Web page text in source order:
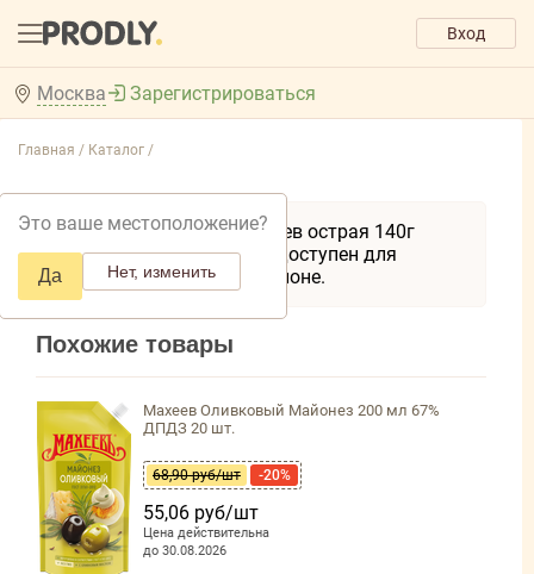
Вход
Москва
Это ваше местоположение?
Да Нет, изменить
Зарегистрироваться
Главная / Каталог /
Товар Аджика Махеев острая 140г
ДП*18 временно недоступен для
заказа в вашем регионе.
Похожие товары
Махеев Оливковый Майонез 200 мл 67%
ДПДЗ 20 шт.
68,90 руб/шт -20%
55,06 руб/шт
Цена действительна
до 30.08.2026